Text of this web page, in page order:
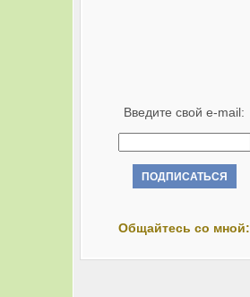
Введите свой e-mail:
Общайтесь со мной: